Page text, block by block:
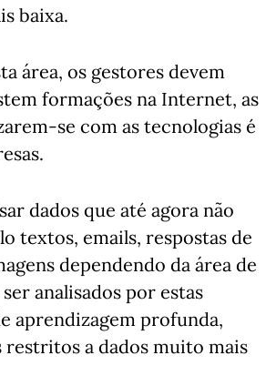
baixa.
área, os gestores devem
formações na Internet, as
se com as tecnologias é
dados que até agora não
textos, emails, respostas de
dependendo da área de
analisados por estas
aprendizagem profunda,
restritos a dados muito mais